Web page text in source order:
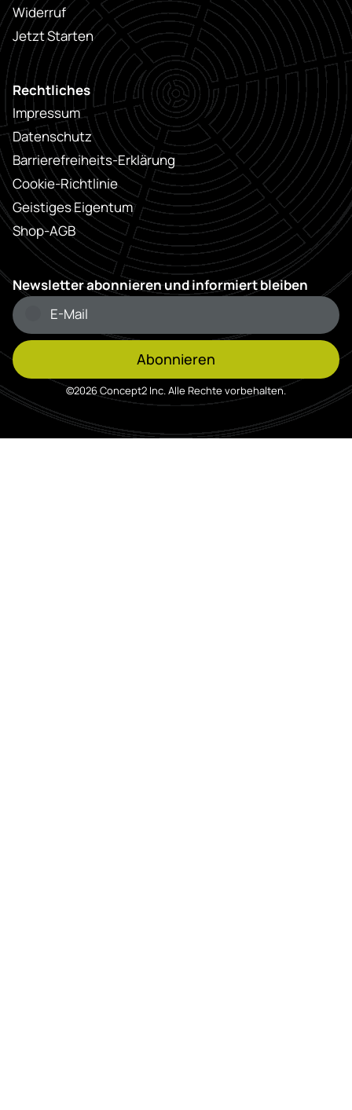
Widerruf
Jetzt Starten
Rechtliches
Impressum
Datenschutz
Barrierefreiheits-Erklärung
Cookie-Richtlinie
Geistiges Eigentum
Shop-AGB
Newsletter abonnieren und informiert bleiben
Abonnieren
©2026 Concept2 Inc. Alle Rechte vorbehalten.